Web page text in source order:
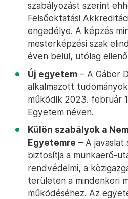
szabályozást szerint
Felsőoktatási
engedélye. A képzés
mesterképzési szak
éven belül, utólag
Új egyetem – A Gábor
alkalmazott
működik 2023. február
Egyetem néven.
Külön szabályok a
Egyetemre – A javaslat
biztosítja a munkaerő-
rendvédelmi, a
területen a mindenkori
működéséhez. Az